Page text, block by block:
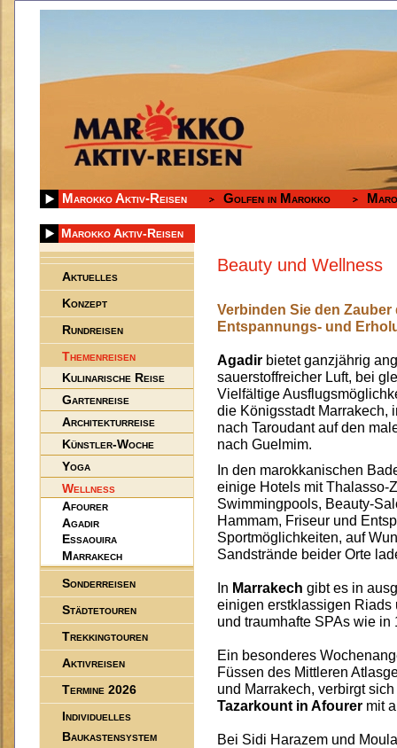
Marokko Aktiv-Reisen Golfen in Marokko
Beauty und Wellness
Verbinden Sie den
Entspannungs- und
Agadir bietet ganzjährig
sauerstoffreicher Luft, bei
Vielfältige
die Königsstadt Marrakech,
nach Taroudant auf den
nach Guelmim.
In den marokkanischen
einige Hotels mit Thalasso-
Swimmingpools, Beauty-
Hammam, Friseur und
Sportmöglichkeiten, auf
Sandstrände beider Orte
In Marrakech gibt es in
einigen erstklassigen
und traumhafte SPAs wie in
Ein besonderes
Füssen des Mittleren
und Marrakech, verbirgt
Tazarkount in Afourer mit
Bei Sidi Harazem und
Marokko Aktiv-Reisen
Aktuelles
Konzept
Rundreisen
Themenreisen
Kulinarische Reise
Gartenreise
Architekturreise
Künstler-Woche
Yoga
Wellness
Afourer
Agadir
Essaouira
Marrakech
Sonderreisen
Städtetouren
Trekkingtouren
Aktivreisen
Termine 2026
Individuelles
Baukastensystem